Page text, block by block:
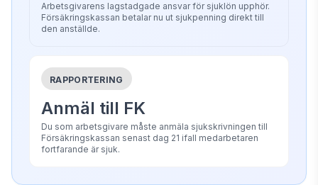
Arbetsgivarens lagstadgade ansvar för sjuklön upphör.
Försäkringskassan betalar nu ut sjukpenning direkt till
den anställde.
RAPPORTERING
Anmäl till FK
Du som arbetsgivare måste anmäla sjukskrivningen till
Försäkringskassan senast dag 21 ifall medarbetaren
fortfarande är sjuk.